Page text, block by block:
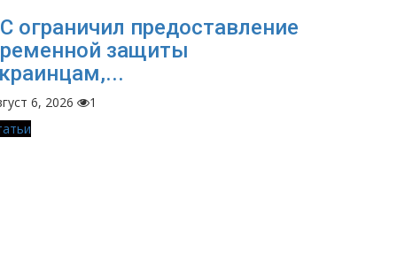
ограничил предоставление
защиты
6, 2026
1